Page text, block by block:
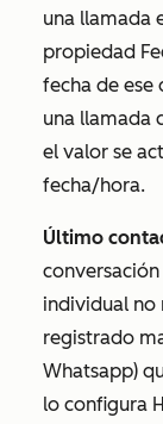
una llamada
propiedad
fecha de ese
una llamada
el valor se
fecha/hora.
Último
individual no
registrado
Whatsapp)
lo configura